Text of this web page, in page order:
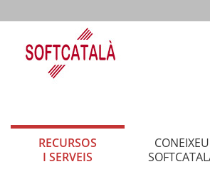
RECURSOS
I SERVEIS
CONEIXEU